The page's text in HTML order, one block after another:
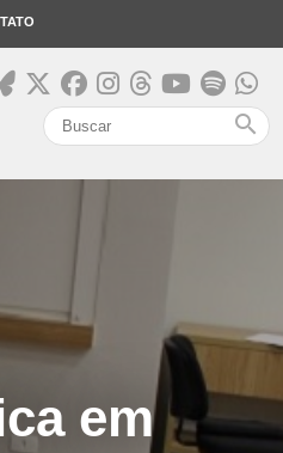
search
em